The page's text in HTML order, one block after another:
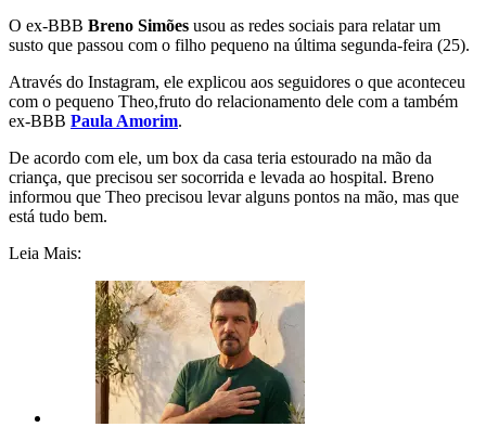
O ex-BBB Breno Simões usou as redes sociais para relatar um
susto que passou com o filho pequeno na última segunda-feira (25).
Através do Instagram, ele explicou aos seguidores o que aconteceu
com o pequeno Theo,fruto do relacionamento dele com a também
ex-BBB Paula Amorim.
De acordo com ele, um box da casa teria estourado na mão da
criança, que precisou ser socorrida e levada ao hospital. Breno
informou que Theo precisou levar alguns pontos na mão, mas que
está tudo bem.
Leia Mais: